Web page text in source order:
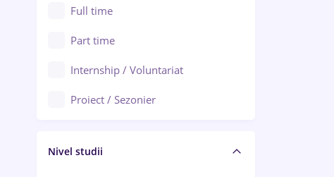
Arad
Baia Mare
Bârlad
Bistrița (Bistrița-Năsăud)
Au pair / Babysitter / Curățenie
Audit / Consultanță
Auto / Echipamente
Automatizări
Cercetare - dezvoltare
Full time
Part time
Internship / Voluntariat
Proiect / Sezonier
Nivel studii